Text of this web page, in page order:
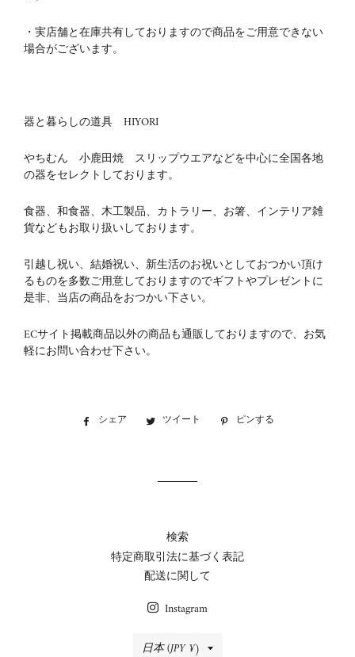
・実店舗と在庫共有しておりますので商品をご用意できない
場合がございます。
器と暮らしの道具 HIYORI
やちむん 小鹿田焼 スリップウエアなどを中心に全国各地
の器をセレクトしております。
食器、和食器、木工製品、カトラリー、お箸、インテリア雑
貨などもお取り扱いしております。
引越し祝い、結婚祝い、新生活のお祝いとしておつかい頂け
るものを多数ご用意しておりますのでギフトやプレゼントに
是非、当店の商品をおつかい下さい。
ECサイト掲載商品以外の商品も通販しておりますので、お気
軽にお問い合わせ下さい。
シェア
Facebookツイート
Twitter ピンする
検索
特定商取引法に基づく表記
配送に関して
Instagram
国/
日本 (JPY ¥)